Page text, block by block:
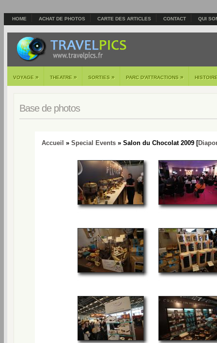
HOME ACHAT DE PHOTOS CARTE DES ARTICLES CONTACT QUI
VOYAGE » THEATRE » SORTIES » PARC D'ATTRACTIONS »
Base de photos
Accueil » Special Events » Salon du Chocolat 2009 [